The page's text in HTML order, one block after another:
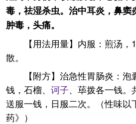
毒，祛湿杀虫。治中耳炎，鼻窦
肿毒，头痛。
【用法用量】内服：煎汤
散。
【附方】治急性胃肠炎：
钱，石榴、 诃子、荜拨各一钱。
送服一钱，日服二次。（性味以
药》）